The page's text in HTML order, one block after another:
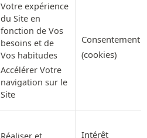
Votre expérience
du Site en
fonction de Vos
besoins et de
Vos habitudes
Accélérer Votre
navigation sur le
Site
Consentement
(cookies)
Intérêt